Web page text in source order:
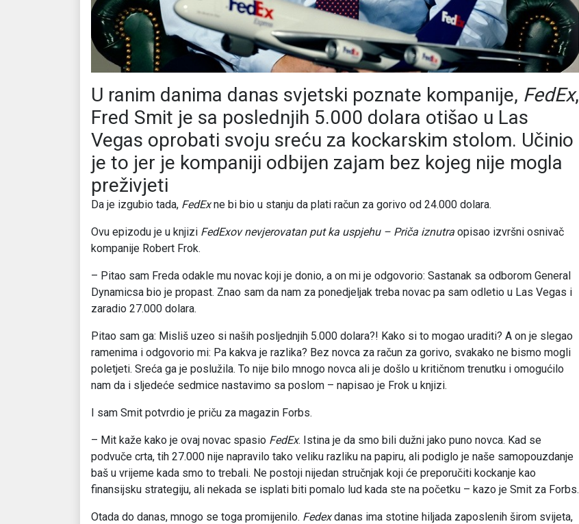
U ranim danima danas svjetski poznate kompanije, FedEx,
Fred Smit je sa poslednjih 5.000 dolara otišao u Las
Vegas oprobati svoju sreću za kockarskim stolom. Učinio
je to jer je kompaniji odbijen zajam bez kojeg nije mogla
preživjeti
Da je izgubio tada, FedExne bi bio u stanju da plati račun za gorivo od 24.000 dolara.
Ovu epizodu je u knjizi FedExov nevjerovatan put ka uspjehu – Priča iznutra opisao izvršni osnivač
kompanije Robert Frok.
– Pitao sam Freda odakle mu novac koji je donio, a on mi je odgovorio: Sastanak sa odborom General
Dynamicsa bio je propast. Znao sam da nam za ponedjeljak treba novac pa sam odletio u Las Vegas i
zaradio 27.000 dolara.
Pitao sam ga: Misliš uzeo si naših posljednjih 5.000 dolara?! Kako si to mogao uraditi? A on je slegao
ramenima i odgovorio mi: Pa kakva je razlika? Bez novca za račun za gorivo, svakako ne bismo mogli
poletjeti. Sreća ga je poslužila. To nije bilo mnogo novca ali je došlo u kritičnom trenutku i omogućilo
nam da i sljedeće sedmice nastavimo sa poslom – napisao je Frok u knjizi.
I sam Smit potvrdio je priču za magazin Forbs.
– Mit kaže kako je ovaj novac spasio FedEx. Istina je da smo bili dužni jako puno novca. Kad se
podvuče crta, tih 27.000 nije napravilo tako veliku razliku na papiru, ali podiglo je naše samopouzdanje
baš u vrijeme kada smo to trebali. Ne postoji nijedan stručnjak koji će preporučiti kockanje kao
finansijsku strategiju, ali nekada se isplati biti pomalo lud kada ste na početku – kazo je Smit za Forbs.
Otada do danas, mnogo se toga promijenilo. Fedexdanas ima stotine hiljada zaposlenih širom svijeta,